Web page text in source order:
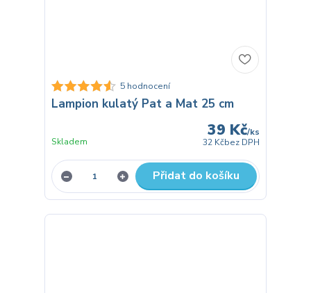
5 hodnocení
Lampion kulatý Pat a Mat 25 cm
39 Kč/ks
32 Kčbez DPH
Skladem
Přidat do košíku